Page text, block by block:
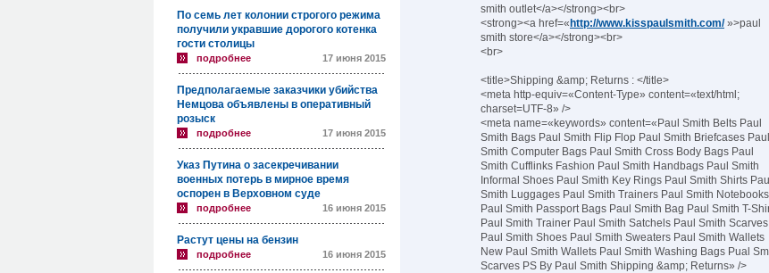
По семь лет колонии строгого режима
получили укравшие дорогого котенка
гости столицы
подробнее 17 июня 2015
Предполагаемые заказчики убийства
Немцова объявлены в оперативный
розыск
подробнее 17 июня 2015
Указ Путина о засекречивании
военных потерь в мирное время
оспорен в Верховном суде
подробнее 16 июня 2015
Растут цены на бензин
подробнее 16 июня 2015
smith outlet</a></strong><br>
<strong><a href=« http://www.kisspaulsmith.com/»>paul
smith store</a></strong><br>
<br>
<title>Shipping &amp; Returns : </title>
<meta http-equiv=«Content-Type» content=«text/html;
charset=UTF-8» />
<meta name=«keywords» content=«Paul Smith Belts Paul
Smith Bags Paul Smith Flip Flop Paul Smith Briefcases Paul
Smith Computer Bags Paul Smith Cross Body Bags Paul
Smith Cufflinks Fashion Paul Smith Handbags Paul Smith
Informal Shoes Paul Smith Key Rings Paul Smith Shirts Paul
Smith Luggages Paul Smith Trainers Paul Smith Notebooks
Paul Smith Passport Bags Paul Smith Bag Paul Smith T-
Paul Smith Trainer Paul Smith Satchels Paul Smith Scarves
Paul Smith Shoes Paul Smith Sweaters Paul Smith Wallets
New Paul Smith Wallets Paul Smith Washing Bags Pual
Scarves PS By Paul Smith Shipping &amp; Returns» />